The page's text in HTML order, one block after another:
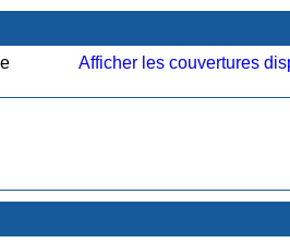
Afficher les couvertures